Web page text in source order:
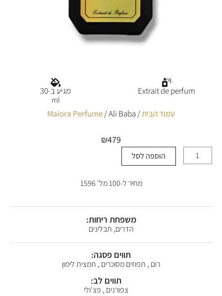
עמוד הבית/
Maiora Perfume/ Ali Baba
₪479
של
הוספה לסל
מחיר ל-100 מל' 1596
משפחת ריחות:
הדרים, תבלינים
תווים פסגה:
רום , תפוזים מסוכרים , תמצית לימון
תווים לב:
צפורנים , פצ'ולי
Extrait de perfum מגיע ב-30
ml